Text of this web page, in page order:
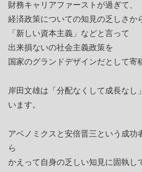
財務キャリアファーストが過ぎて、
経済政策についての知見の乏しさか
「新しい資本主義」などと言って
出来損ないの社会主義政策を
国家のグランドデザインだとして寄
岸田文雄は「分配なくして成長なし
います。
アベノミクスと安倍晋三という成功
ら
かえって自身の乏しい知見に固執し